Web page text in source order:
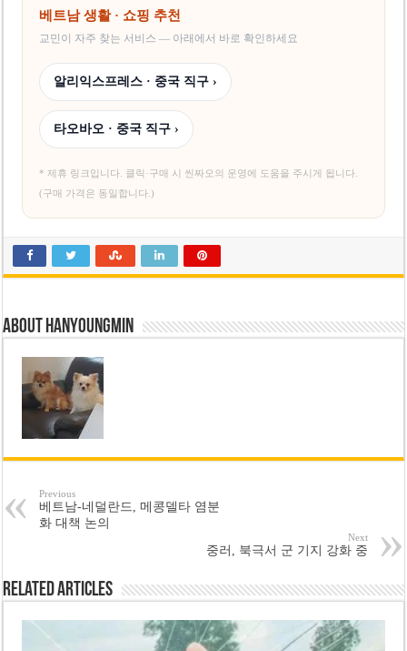
베트남 생활 · 쇼핑 추천
교민이 자주 찾는 서비스 — 아래에서 바로 확인하세요
알리익스프레스 · 중국 직구 ›
타오바오 · 중국 직구 ›
* 제휴 링크입니다. 클릭·구매 시 씬짜오의 운영에 도움을 주시게 됩니다.
(구매 가격은 동일합니다.)
About hanyoungmin
Previous
베트남-네덜란드, 메콩델타 염분
화 대책 논의
Next
중러, 북극서 군 기지 강화 중
Related Articles